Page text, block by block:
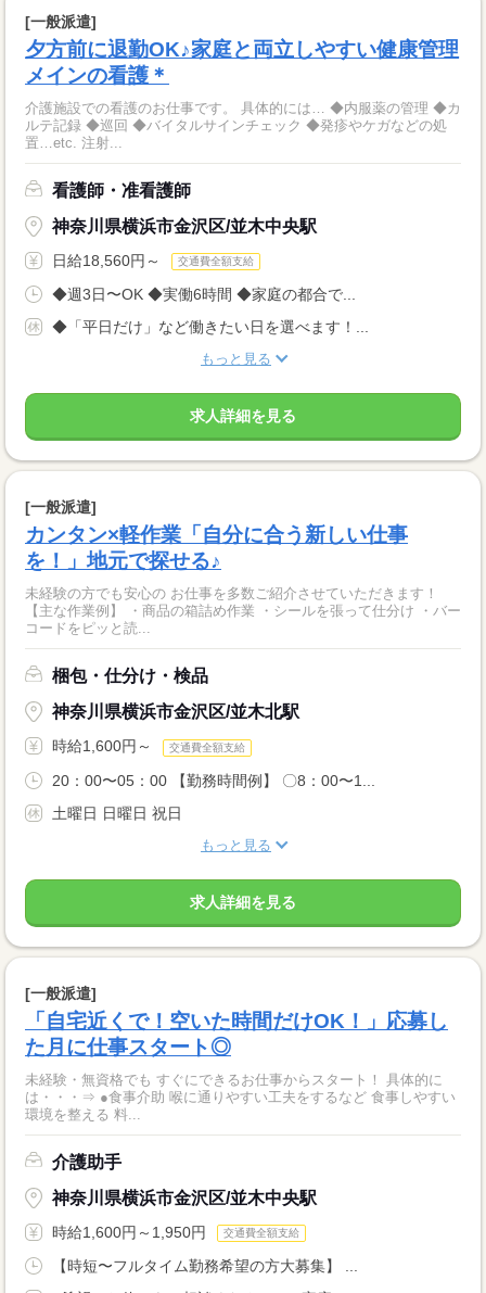
[一般派遣]
夕方前に退勤OK♪家庭と両立しやすい健康管理
メインの看護＊
介護施設での看護のお仕事です。 具体的には… ◆内服薬の管理 ◆カ
ルテ記録 ◆巡回 ◆バイタルサインチェック ◆発疹やケガなどの処
置…etc. 注射...
看護師・准看護師
神奈川県横浜市金沢区/並木中央駅
日給18,560円～ 交通費全額支給
◆週3日〜OK ◆実働6時間 ◆家庭の都合で...
◆「平日だけ」など働きたい日を選べます！...
もっと見る
求人詳細を見る
[一般派遣]
カンタン×軽作業「自分に合う新しい仕事
を！」地元で探せる♪
未経験の方でも安心の お仕事を多数ご紹介させていただきます！
【主な作業例】 ・商品の箱詰め作業 ・シールを張って仕分け ・バー
コードをピッと読...
梱包・仕分け・検品
神奈川県横浜市金沢区/並木北駅
時給1,600円～ 交通費全額支給
20：00〜05：00 【勤務時間例】 〇8：00〜1...
土曜日 日曜日 祝日
もっと見る
求人詳細を見る
[一般派遣]
「自宅近くで！空いた時間だけOK！」応募し
た月に仕事スタート◎
未経験・無資格でも すぐにできるお仕事からスタート！ 具体的に
は・・・⇒ ●食事介助 喉に通りやすい工夫をするなど 食事しやすい
環境を整える 料...
介護助手
神奈川県横浜市金沢区/並木中央駅
時給1,600円～1,950円 交通費全額支給
【時短〜フルタイム勤務希望の方大募集】 ...